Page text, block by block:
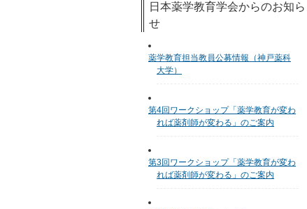
日本薬学教育学会からのお知ら
せ
薬学教育担当教員公募情報（神戸薬科
大学）
第4回ワークショップ「薬学教育が変わ
れば薬剤師が変わる」のご案内
第3回ワークショップ「薬学教育が変わ
れば薬剤師が変わる」のご案内